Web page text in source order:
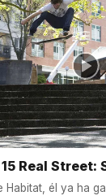
Real Street:
Habitat, él ya ha